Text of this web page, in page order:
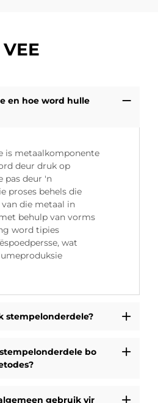
VEE
en hoe word hulle
is metaalkomponente
deur druk op
pas deur 'n
proses behels die
die metaal in
behulp van vorms
word tipies
wat
stempelonderdele?
bo
gebruik vir